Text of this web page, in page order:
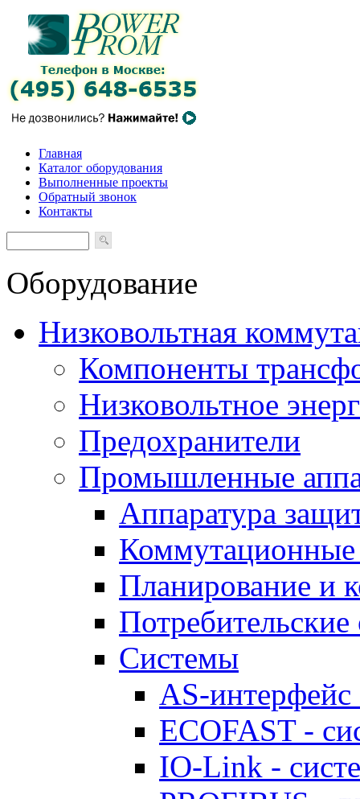
Главная
Каталог оборудования
Выполненные проекты
Обратный звонок
Контакты
Оборудование
Низковольтная
Компоненты
Низковольтное
Предохранители
Промышленные
Аппаратура
Коммутационные
Планирование и
Потребительские
Системы
AS-
ECOFAST -
IO-Link -